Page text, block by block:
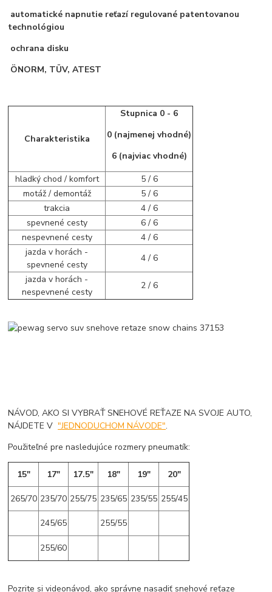
automatické napnutie reťazí regulované patentovanou
technológiou
ochrana disku
ÖNORM, TÜV, ATEST
Charakteristika
Stupnica 0 - 6
0 (najmenej vhodné)
6 (najviac vhodné)
hladký chod / komfort
5 / 6
motáž / demontáž
5 / 6
trakcia
4 / 6
spevnené cesty
6 / 6
nespevnené cesty
4 / 6
jazda v horách -
spevnené cesty
4 / 6
jazda v horách -
nespevnené cesty
2 / 6
NÁVOD, AKO SI VYBRAŤ SNEHOVÉ REŤAZE NA SVOJE AUTO,
NÁJDETE V"JEDNODUCHOM NÁVODE".
Použiteľné pre nasledujúce rozmery pneumatík:
15" 17" 17.5" 18" 19" 20"
265/70 235/70 255/75 235/65 235/55 255/45
245/65 255/55
255/60
Pozrite si videonávod, ako správne nasadiť snehové reťaze